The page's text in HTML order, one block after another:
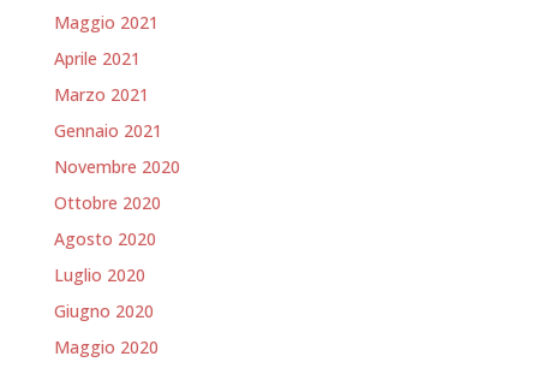
Maggio 2021
Aprile 2021
Marzo 2021
Gennaio 2021
Novembre 2020
Ottobre 2020
Agosto 2020
Luglio 2020
Giugno 2020
Maggio 2020